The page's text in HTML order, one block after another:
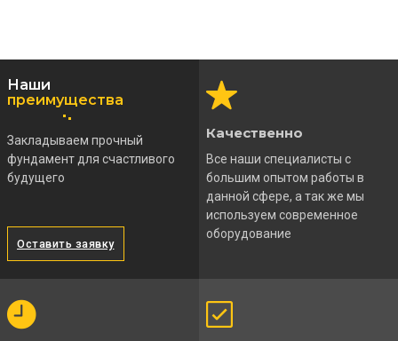
Наши
преимущества
Закладываем прочный
фундамент для счастливого
будущего
Оставить заявку
Качественно
Все наши специалисты с
большим опытом работы в
данной сфере, а так же мы
используем современное
оборудование